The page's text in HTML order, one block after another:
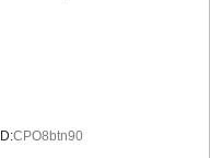
ID:CPO8btn90